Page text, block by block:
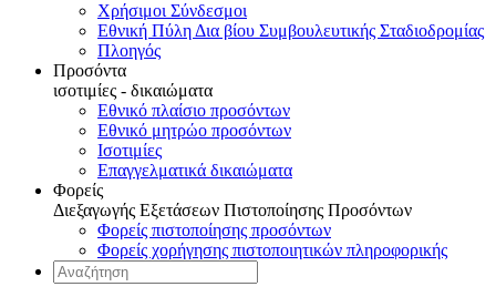
Χρήσιμοι Σύνδεσμοι
Εθνική Πύλη Δια βίου Συμβουλευτικής Σταδιοδρομίας
Πλοηγός
Προσόντα
ισοτιμίες - δικαιώματα
Εθνικό πλαίσιο προσόντων
Εθνικό μητρώο προσόντων
Ισοτιμίες
Επαγγελματικά δικαιώματα
Φορείς
Διεξαγωγής Εξετάσεων Πιστοποίησης Προσόντων
Φορείς πιστοποίησης προσόντων
Φορείς χορήγησης πιστοποιητικών πληροφορικής